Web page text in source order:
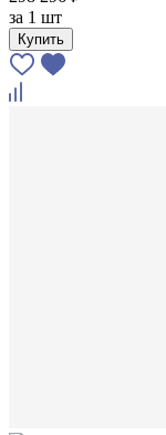
за 1 шт
Купить